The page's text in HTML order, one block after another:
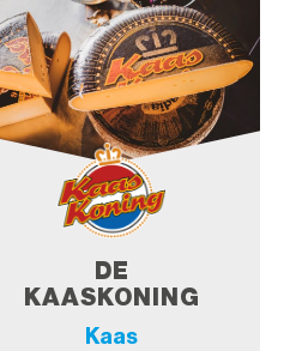
DE
KAASKONING
Kaas